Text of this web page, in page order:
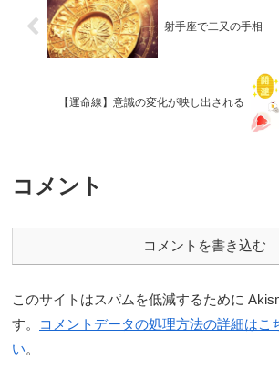
射手座で二又の手相
【運命線】意識の変化が映し出される
コメント
コメントを書き込む
このサイトはスパムを低減するために
す。
コメントデータの処理方法の詳細はこ
い。